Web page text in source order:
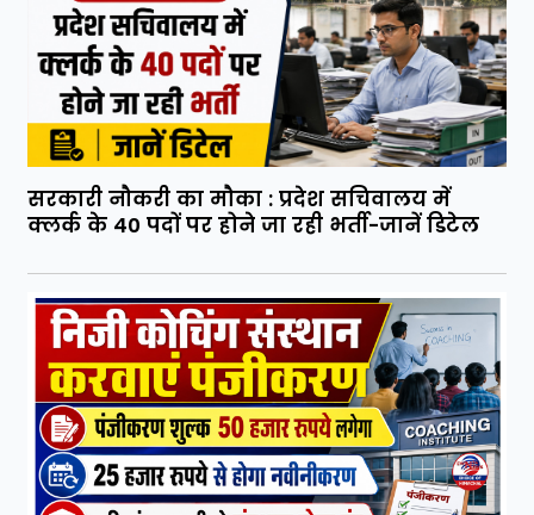
सरकारी नौकरी का मौका : प्रदेश सचिवालय में
क्लर्क के 40 पदों पर होने जा रही भर्ती-जानें डिटेल